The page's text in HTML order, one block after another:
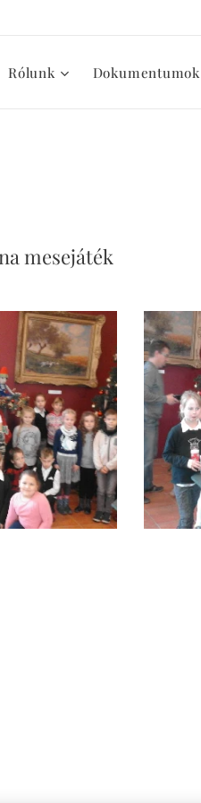
Rólunk Dokumentumok
mesejáték